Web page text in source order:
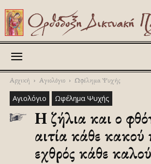
Αρχική Αγιολόγιο Ωφέλημα Ψυχής
Αγιολόγιο Ωφέλημα Ψυχής
Η ζήλια και ο
αιτία κάθε κακού
εχθρός κάθε καλού